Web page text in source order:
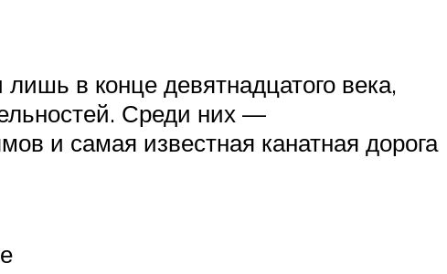
в конце девятнадцатого века,
Среди них —
и самая известная канатная дорога